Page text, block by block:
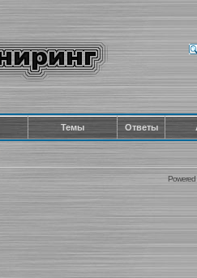
Темы Ответы